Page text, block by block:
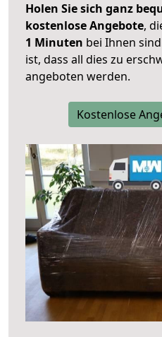
Holen Sie sich ganz
kostenlose Angebote,
1 Minuten bei Ihnen
ist, dass all dies zu
angeboten werden.
Kostenlose